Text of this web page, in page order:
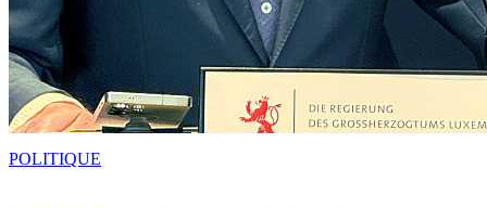
POLITIQUE